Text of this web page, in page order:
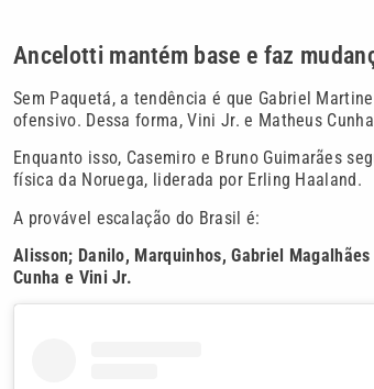
Ancelotti mantém base e faz
Sem Paquetá, a tendência é que Gabriel
ofensivo. Dessa forma, Vini Jr. e Matheus
Enquanto isso, Casemiro e Bruno Guimarães
física da Noruega, liderada por Erling Haaland.
A provável escalação do Brasil é:
Alisson; Danilo, Marquinhos, Gabriel
Cunha e Vini Jr.